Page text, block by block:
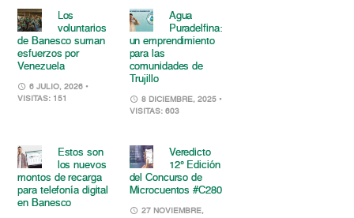
Los
voluntarios
de Banesco suman
esfuerzos por
Venezuela
6 JULIO, 2026 •
VISITAS: 151
Agua
Puradelfina:
un emprendimiento
para las
comunidades de
Trujillo
8 DICIEMBRE, 2025 •
VISITAS: 603
Estos son
los nuevos
montos de recarga
para telefonía digital
en Banesco
Veredicto
12° Edición
del Concurso de
Microcuentos #C280
27 NOVIEMBRE,